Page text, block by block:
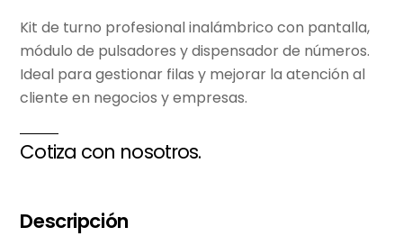
Kit de turno profesional inalámbrico con pantalla,
módulo de pulsadores y dispensador de números.
Ideal para gestionar filas y mejorar la atención al
cliente en negocios y empresas.
Cotiza con nosotros.
Descripción